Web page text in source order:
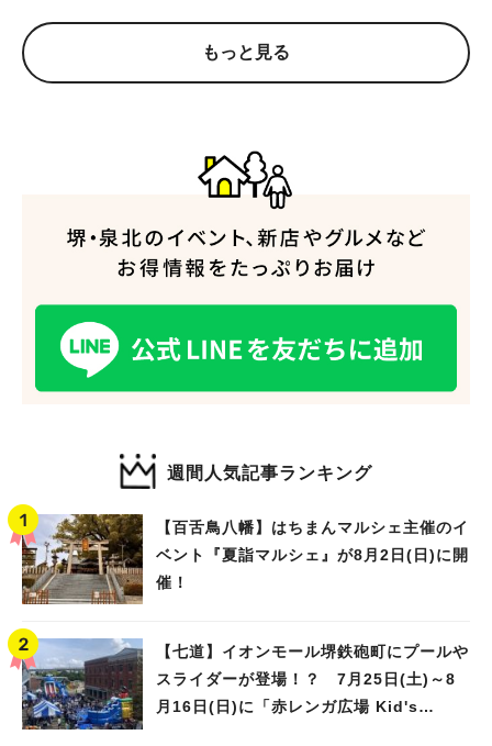
もっと見る
週間人気記事ランキング
【百舌鳥八幡】はちまんマルシェ主催のイ
ベント『夏詣マルシェ』が8月2日(日)に開
催！
【七道】イオンモール堺鉄砲町にプールや
スライダーが登場！？ 7月25日(土)～8
月16日(日)に「赤レンガ広場 Kid's
#なかもず駅